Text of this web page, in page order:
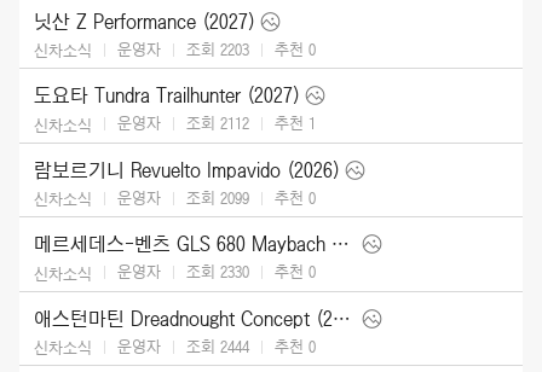
닛산 Z Performance (2027)
신차소식 운영자 조회 2203 추천 0
도요타 Tundra Trailhunter (2027)
신차소식 운영자 조회 2112 추천 1
람보르기니 Revuelto Impavido (2026)
신차소식 운영자 조회 2099 추천 0
메르세데스-벤츠 GLS 680 Maybach (2027)
신차소식 운영자 조회 2330 추천 0
애스턴마틴 Dreadnought Concept (2026)
신차소식 운영자 조회 2444 추천 0